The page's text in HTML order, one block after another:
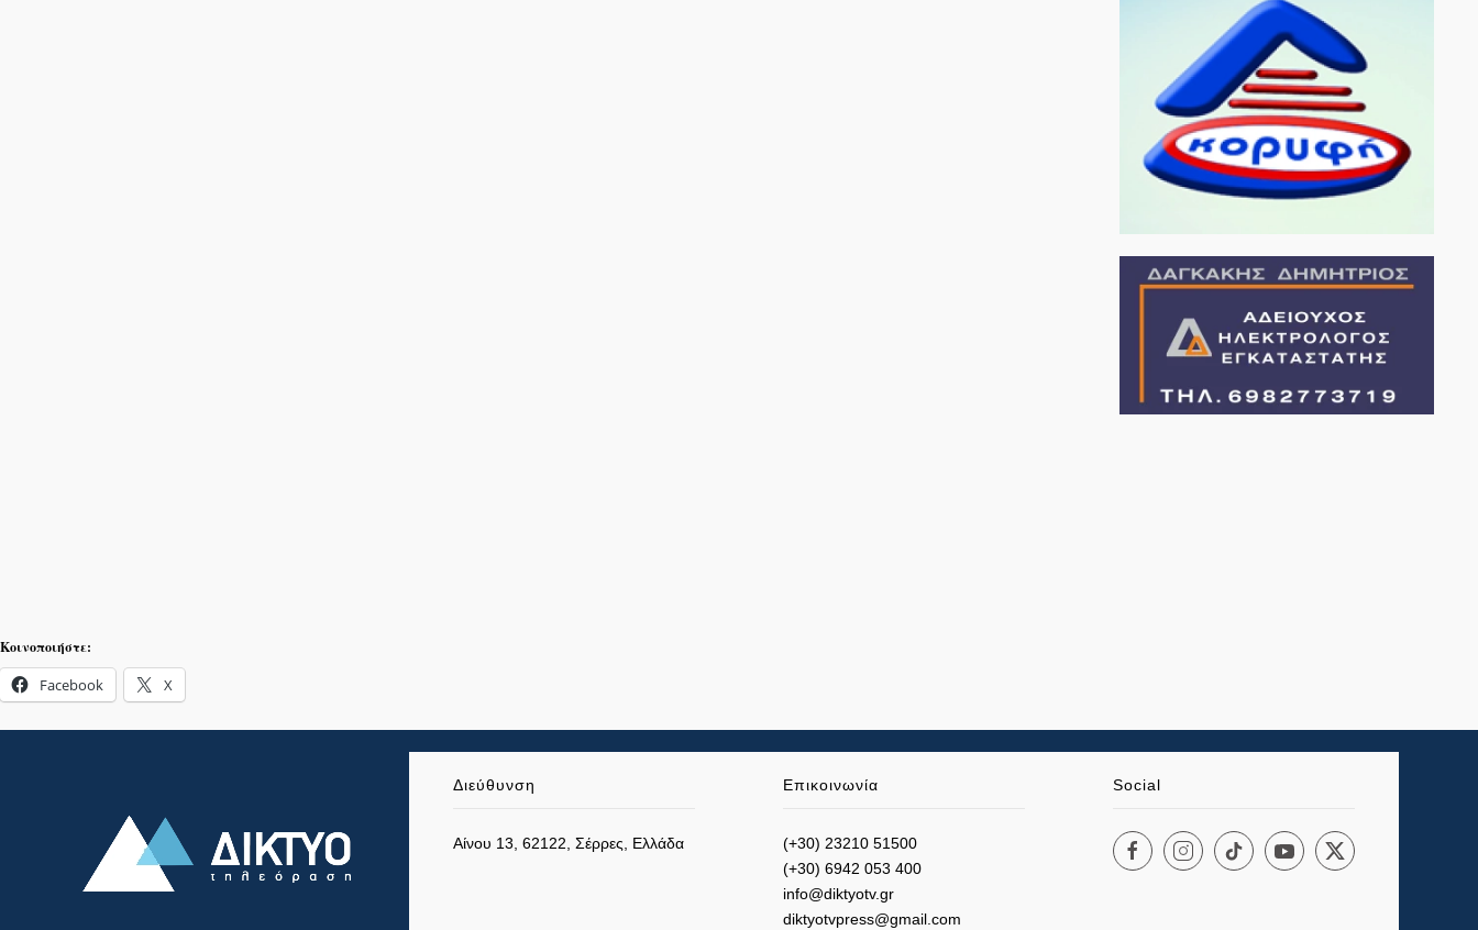
Κοινοποιήστε:
Facebook X
Διεύθυνση
Αίνου 13, 62122, Σέρρες, Ελλάδα
Επικοινωνία
(+30) 23210 51500
(+30) 6942 053 400
info@diktyotv.gr
diktyotvpress@gmail.com
Social